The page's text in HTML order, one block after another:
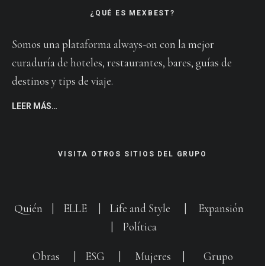
¿QUÉ ES MEXBEST?
Somos una plataforma always-on con la mejor
curaduría de hoteles, restaurantes, bares, guías de
destinos y tips de viaje.
LEER MÁS…
VISITA OTROS SITIOS DEL GRUPO
Quién ELLE Life and Style
Expansión
Política
Obras ESG Mujeres
Grupo